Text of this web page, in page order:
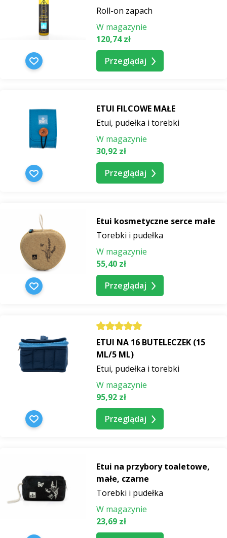
Roll-on zapach
W magazynie
120,74 zł
Przeglądaj
ETUI FILCOWE MAŁE
Etui, pudełka i torebki
W magazynie
30,92 zł
Przeglądaj
Etui kosmetyczne serce małe
Torebki i pudełka
W magazynie
55,40 zł
Przeglądaj
ETUI NA 16 BUTELECZEK (15
ML/5 ML)
Etui, pudełka i torebki
W magazynie
95,92 zł
Przeglądaj
Etui na przybory toaletowe,
małe, czarne
Torebki i pudełka
W magazynie
23,69 zł